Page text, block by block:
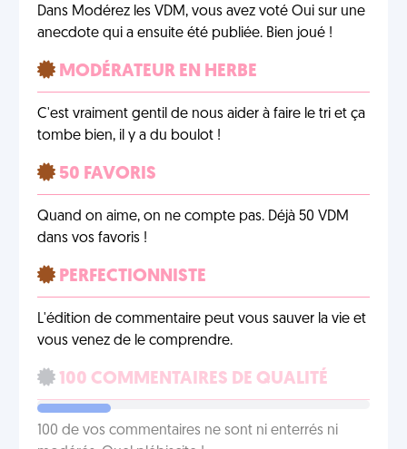
Dans Modérez les VDM, vous avez voté Oui sur une
anecdote qui a ensuite été publiée. Bien joué !
MODÉRATEUR EN HERBE
C'est vraiment gentil de nous aider à faire le tri et ça
tombe bien, il y a du boulot !
50 FAVORIS
Quand on aime, on ne compte pas. Déjà 50 VDM
dans vos favoris !
PERFECTIONNISTE
L'édition de commentaire peut vous sauver la vie et
vous venez de le comprendre.
100 COMMENTAIRES DE QUALITÉ
100 de vos commentaires ne sont ni enterrés ni